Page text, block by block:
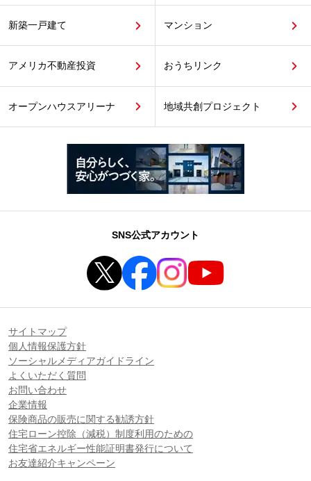
新築一戸建て マンション
アメリカ不動産投資 おうちリンク
オープンハウスアリーナ 地域共創プロジェクト
SNS公式アカウント
サイトマップ
個人情報保護方針
ソーシャルメディアガイドライン
よくいただく質問
お問い合わせ
企業情報
保険商品の販売に関する勧誘方針
住宅ローン控除（減税）制度利用のための
住宅省エネルギー性能証明書発行について
お友達紹介キャンペーン